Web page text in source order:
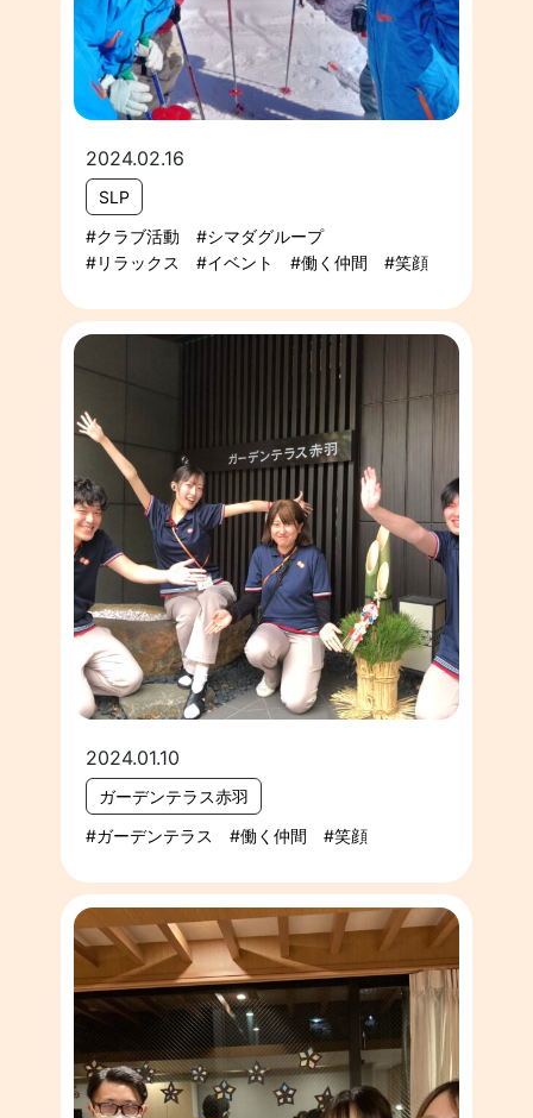
2024.02.16
SLP
クラブ活動
シマダグループ
リラックス
イベント 働く仲間 笑顔
2024.01.10
ガーデンテラス赤羽
ガーデンテラス
働く仲間 笑顔